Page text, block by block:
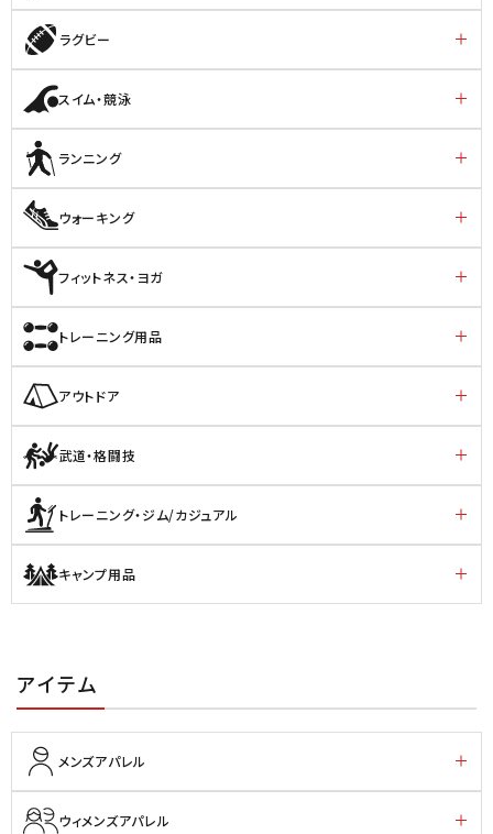
ラグビー
スイム・競泳
ランニング
ウォーキング
フィットネス・ヨガ
トレーニング用品
アウトドア
武道・格闘技
トレーニング・ジム/カジュアル
キャンプ用品
アイテム
メンズアパレル
ウィメンズアパレル